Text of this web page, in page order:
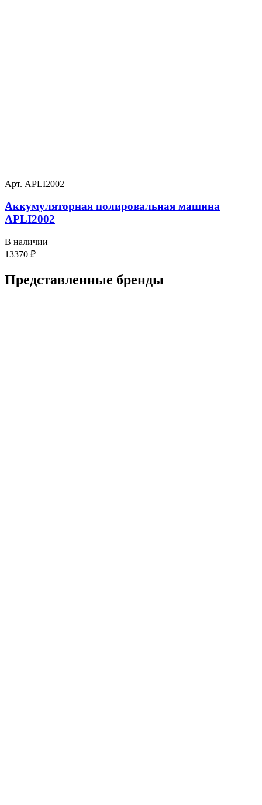
Арт. APLI2002
Аккумуляторная полировальная машина
APLI2002
В наличии
13370 ₽
Представленные бренды